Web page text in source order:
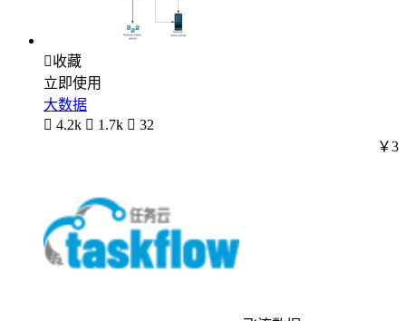
收藏
立即使用
大数据
 4.2k  1.7k  32
￥3